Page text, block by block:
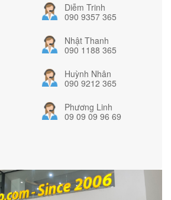
Diễm Trinh
090 9357 365
Nhật Thanh
090 1188 365
Huỳnh Nhân
090 9212 365
Phương Linh
09 09 09 96 69